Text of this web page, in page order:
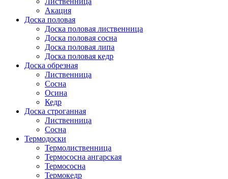
Акация
Доска половая
Доска половая лиственница
Доска половая сосна
Доска половая липа
Доска половая кедр
Доска обрезная
Лиственница
Сосна
Осина
Кедр
Доска строганная
Лиственница
Сосна
Термодоски
Термолиственница
Термососна ангарская
Термососна
Термокедр